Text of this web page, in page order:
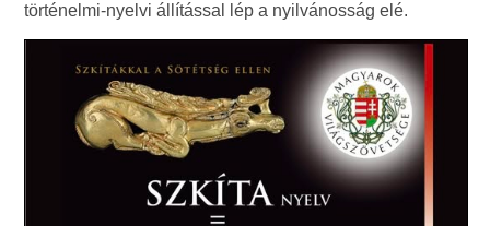
történelmi-nyelvi állítással lép a nyilvánosság elé.